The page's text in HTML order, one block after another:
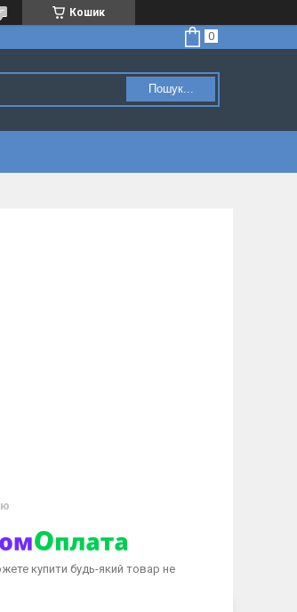
Кошик
Пошук...
купити будь-який товар не